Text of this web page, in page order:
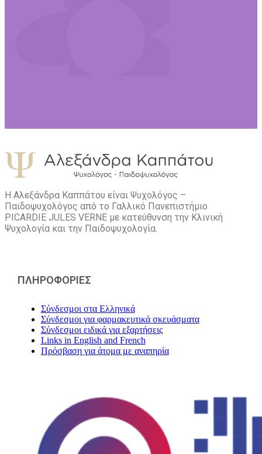
Η Αλεξάνδρα Καππάτου είναι Ψυχολόγος –
Παιδοψυχολόγος από το Γαλλικό Πανεπιστήμιο
PICARDIE JULES VERNE με κατεύθυνση την Kλινική
Ψυχολογία και την Παιδοψυχολογία.
ΠΛΗΡΟΦΟΡΙΕΣ
Σύνδεσμοι στα Ελληνικά
Σύνδεσμοι για φαρμακευτικά σκευάσματα
Σύνδεσμοι ειδικά για εξαρτήσεις
Links in English and French
Πρόσβαση για άτομα με αναπηρία